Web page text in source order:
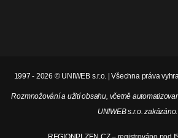
1997 - 2026 © UNIWEB s.r.o. | Všechna práva
Rozmnožování a užití obsahu, včetně
UNIWEB s.r.o. zakázáno.